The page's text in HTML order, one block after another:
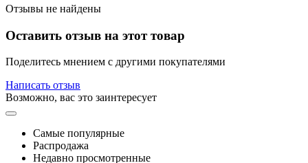
Отзывы не найдены
Оставить отзыв на этот товар
Поделитесь мнением с другими покупателями
Написать отзыв
Возможно, вас это заинтересует
Самые популярные
Распродажа
Недавно просмотренные